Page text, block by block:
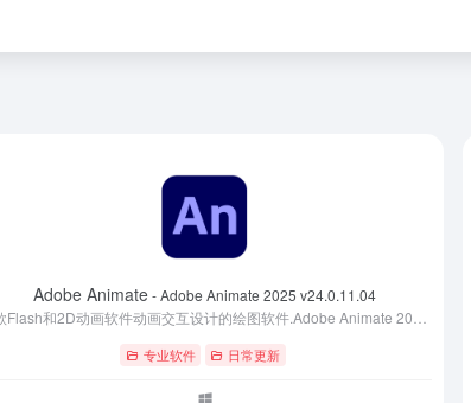
- 最新版
Adobe Animate- Adobe Animate 2025 v24.0.11.04
专业软件 日常更新